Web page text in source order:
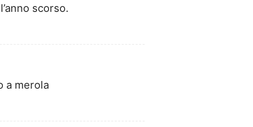
scorso.
a merola